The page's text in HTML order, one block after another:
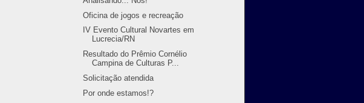
Oficina de jogos e recreação
IV Evento Cultural Novartes em
Lucrecia/RN
Resultado do Prêmio Cornélio
Campina de Culturas P...
Solicitação atendida
Por onde estamos!?